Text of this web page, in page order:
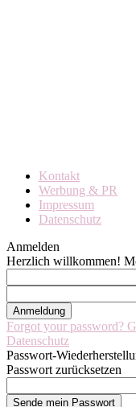
Kontakt
Werbung & PR
Impressum
Datenschutz
Anmelden
Herzlich willkommen!
Forgot your password?
Datenschutz
Passwort-
Passwort zurücksetzen